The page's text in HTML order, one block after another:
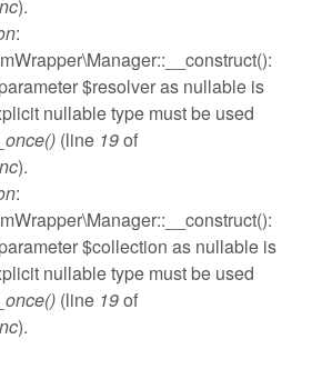
).
:
$resolver as nullable is
nullable type must be used
(line 19of
).
:
$collection as nullable is
nullable type must be used
(line 19of
).